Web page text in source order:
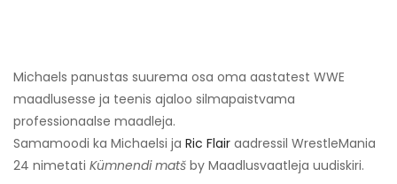
Michaels panustas suurema osa oma aastatest WWE
maadlusesse ja teenis ajaloo silmapaistvama
professionaalse maadleja.
Samamoodi ka Michaelsi ja Ric Flair aadressil WrestleMania
24 nimetati Kümnendi matš by Maadlusvaatleja uudiskiri.